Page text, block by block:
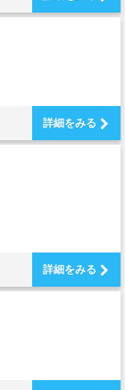
詳細をみる
詳細をみる